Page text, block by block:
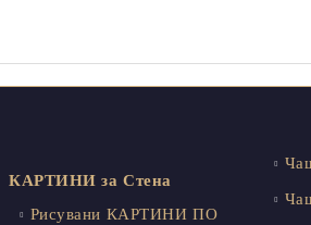
КАРТИНИ за Стена
Рисувани КАРТИНИ ПО